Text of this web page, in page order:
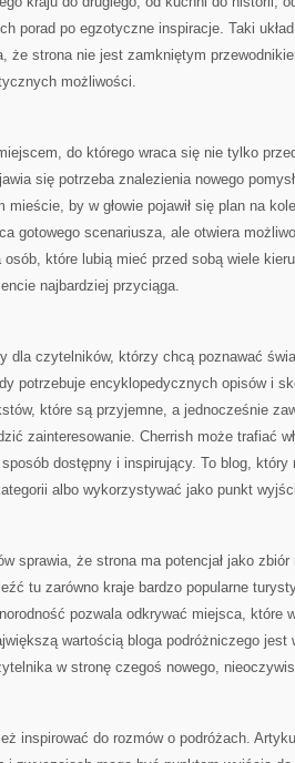
porad po egzotyczne inspiracje. Taki
że strona nie jest zamkniętym
możliwości.
do którego wraca się nie tylko
się potrzeba znalezienia nowego
by w głowie pojawił się plan na
gotowego scenariusza, ale otwiera
osób, które lubią mieć przed sobą wiele
najbardziej przyciąga.
dla czytelników, którzy chcą poznawać
potrzebuje encyklopedycznych opisów i
które są przyjemne, a jednocześnie
zainteresowanie. Cherrish może trafiać
dostępny i inspirujący. To blog,
albo wykorzystywać jako punkt
sprawia, że strona ma potencjał jako
tu zarówno kraje bardzo popularne
pozwala odkrywać miejsca, które
wartością bloga podróżniczego jest
w stronę czegoś nowego,
inspirować do rozmów o podróżach.